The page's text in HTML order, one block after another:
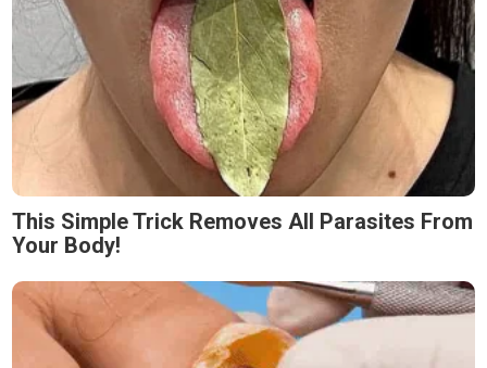
This Simple Trick Removes All Parasites From
Your Body!